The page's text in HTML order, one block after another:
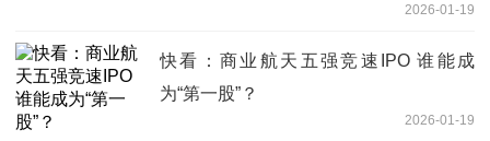
2026-01-19
快看：商业航天五强竞速IPO 谁能成
为“第一股”？
2026-01-19